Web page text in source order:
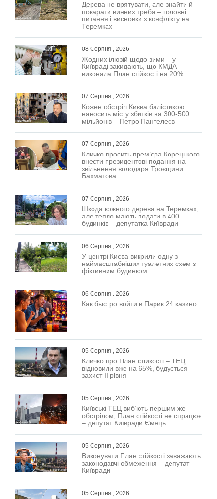
Дерева не врятувати, але знайти й
покарати винних треба – головні
питання і висновки з конфлікту на
Теремках
08 Серпня , 2026
Жодних ілюзій щодо зими – у
Київраді закидають, що КМДА
виконала План стійкості на 20%
07 Серпня , 2026
Кожен обстріл Києва балістикою
наносить місту збитків на 300-500
мільйонів – Петро Пантелеєв
07 Серпня , 2026
Кличко просить прем’єра Корецького
внести президентові подання на
звільнення володаря Троєщини
Бахматова
07 Серпня , 2026
Шкода кожного дерева на Теремках,
але тепло мають подати в 400
будинків – депутатка Київради
06 Серпня , 2026
У центрі Києва викрили одну з
наймасштабніших туалетних схем з
фіктивним будинком
06 Серпня , 2026
Как быстро войти в Парик 24 казино
05 Серпня , 2026
Кличко про План стійкості – ТЕЦ
відновили вже на 65%, будується
захист ІІ рівня
05 Серпня , 2026
Київські ТЕЦ виб’ють першим же
обстрілом, План стійкості не спрацює
– депутат Київради Ємець
05 Серпня , 2026
Виконувати План стійкості заважають
законодавчі обмеження – депутат
Київради
05 Серпня , 2026